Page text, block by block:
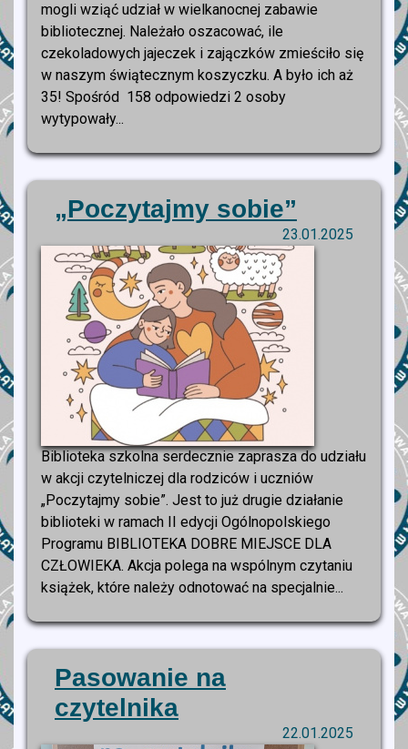
mogli wziąć udział w wielkanocnej zabawie
bibliotecznej. Należało oszacować, ile
czekoladowych jajeczek i zajączków zmieściło się
w naszym świątecznym koszyczku. A było ich aż
35! Spośród 158 odpowiedzi 2 osoby
wytypowały...
„Poczytajmy sobie”
23.01.2025
Biblioteka szkolna serdecznie zaprasza do udziału
w akcji czytelniczej dla rodziców i uczniów
„Poczytajmy sobie”. Jest to już drugie działanie
biblioteki w ramach II edycji Ogólnopolskiego
Programu BIBLIOTEKA DOBRE MIEJSCE DLA
CZŁOWIEKA. Akcja polega na wspólnym czytaniu
książek, które należy odnotować na specjalnie...
Pasowanie na
czytelnika
22.01.2025